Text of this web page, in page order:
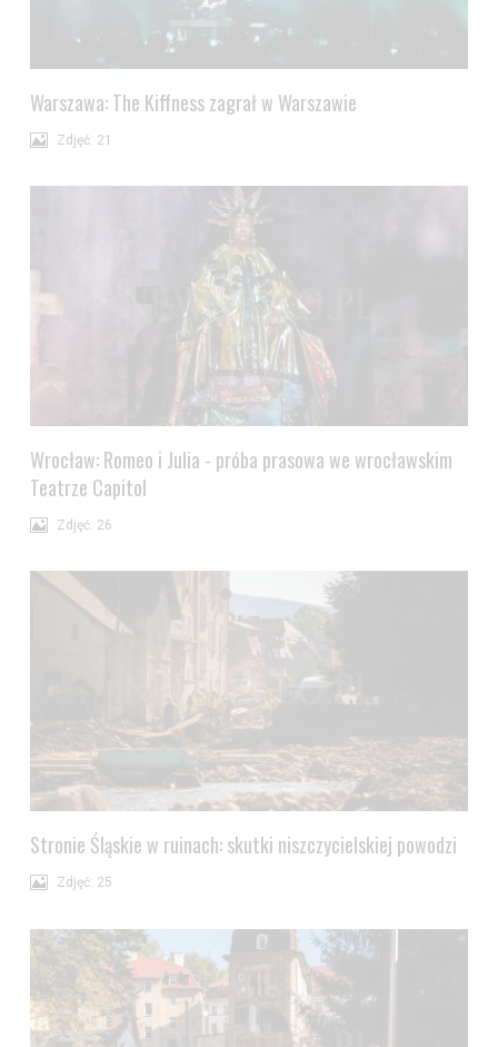
Warszawa: The Kiffness zagrał w Warszawie
Zdjęć: 21
Wrocław: Romeo i Julia - próba prasowa we wrocławskim
Teatrze Capitol
Zdjęć: 26
Stronie Śląskie w ruinach: skutki niszczycielskiej powodzi
Zdjęć: 25